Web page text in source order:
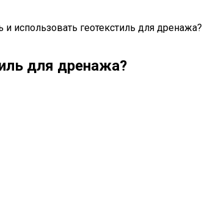
и использовать геотекстиль для дренажа?
для дренажа?